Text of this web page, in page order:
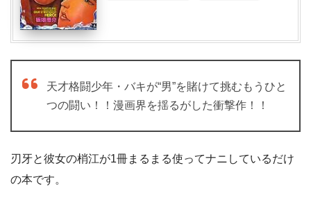
天才格闘少年・バキが“男”を賭けて挑むもうひと
つの闘い！！漫画界を揺るがした衝撃作！！
刃牙と彼女の梢江が1冊まるまる使ってナニしているだけ
の本です。